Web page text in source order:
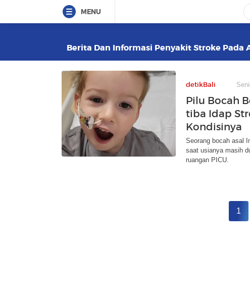
MENU
Berita Dan Informasi Penyakit Stroke Pada
detikBali
Pilu Bocah
tiba Idap
Kondisinya
Seorang bocah asal
saat usianya masih
ruangan PICU.
1